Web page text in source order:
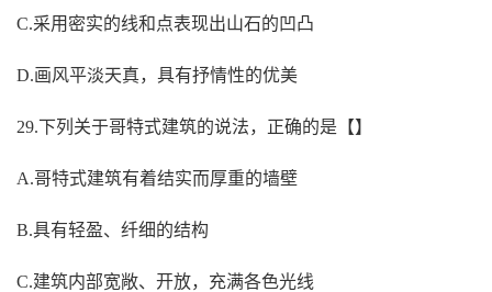
C.采用密实的线和点表现出山石的凹凸
D.画风平淡天真，具有抒情性的优美
29.下列关于哥特式建筑的说法，正确的是【】
A.哥特式建筑有着结实而厚重的墙壁
B.具有轻盈、纤细的结构
C.建筑内部宽敞、开放，充满各色光线